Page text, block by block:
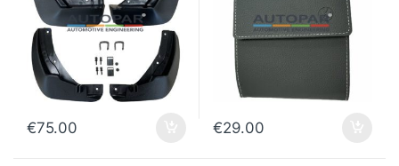
€75.00 €29.00